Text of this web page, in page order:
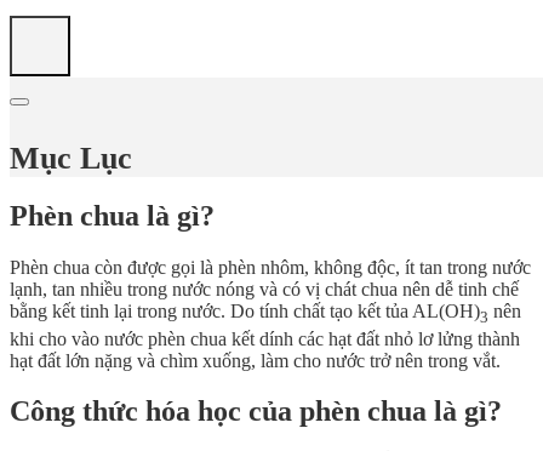
Mục Lục
Phèn chua là gì?
Phèn chua còn được gọi là phèn nhôm, không độc, ít tan trong nước
lạnh, tan nhiều trong nước nóng và có vị chát chua nên dễ tinh chế
bằng kết tinh lại trong nước. Do tính chất tạo kết tủa AL(OH)3 nên
khi cho vào nước phèn chua kết dính các hạt đất nhỏ lơ lửng thành
hạt đất lớn nặng và chìm xuống, làm cho nước trở nên trong vắt.
Công thức hóa học của phèn chua là gì?